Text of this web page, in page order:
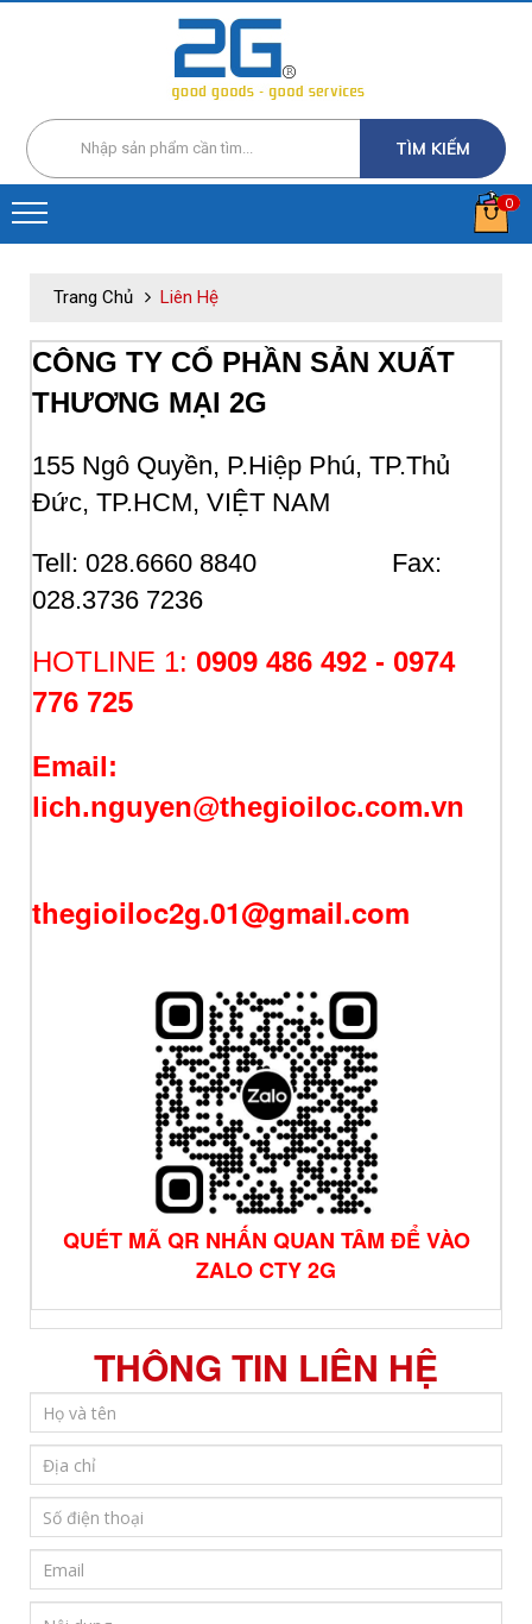
TÌM KIẾM
0
Trang Chủ Liên Hệ
CÔNG TY CỔ PHẦN SẢN XUẤT
THƯƠNG MẠI 2G
155 Ngô Quyền, P.Hiệp Phú, TP.Thủ
Đức, TP.HCM, VIỆT NAM
Tell: 028.6660 8840 Fax:
028.3736 7236
HOTLINE 1: 0909 486 492 - 0974
776 725
Email:
lich.nguyen@thegioiloc.com.vn
thegioiloc2g.01@gmail.com
QUÉT MÃ QR NHẤN QUAN TÂM ĐỂ VÀO
ZALO CTY 2G
THÔNG TIN LIÊN HỆ